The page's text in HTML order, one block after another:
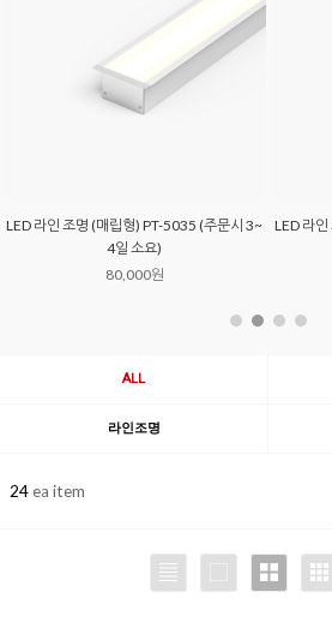
VARO T5 디밍용
9,000원
ALL
라인조명
24ea item